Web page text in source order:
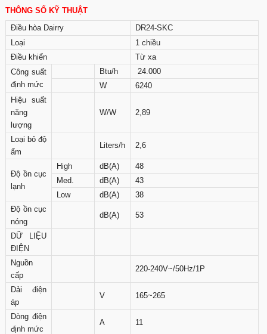
THÔNG SỐ KỸ THUẬT
Điều hòa Dairry
DR24-SKC
Loại
1 chiều
Điều khiển
Từ xa
Công suất
định mức
Btu/h
24.000
W
6240
Hiệu suất
năng
lượng
W/W 2,89
Loại bỏ độ
ẩm
Liters/h 2,6
Độ ồn cục
lạnh
High dB(A)
48
Med.
dB(A)
43
Low
dB(A)
38
Độ ồn cục
nóng
dB(A) 53
DỮ LIỆU
ĐIỆN
Nguồn
cấp
220-240V~/50Hz/1P
Dải điện
áp
V 165~265
Dòng điện
định mức
A 11